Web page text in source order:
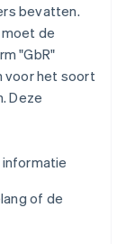
bevatten.
de
"GbR"
voor het soort
Deze
of de